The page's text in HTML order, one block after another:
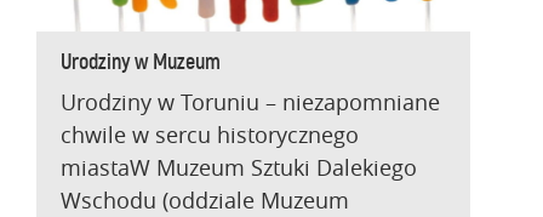
Urodziny w Muzeum
Urodziny w Toruniu – niezapomniane
chwile w sercu historycznego
miastaW Muzeum Sztuki Dalekiego
Wschodu (oddziale Muzeum